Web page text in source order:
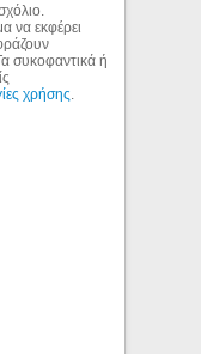
να εκφέρει
συκοφαντικά ή
χρήσης